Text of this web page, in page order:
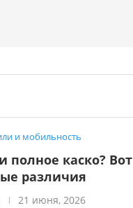
и мобильность
полное каско? Вот
различия
21 июня, 2026